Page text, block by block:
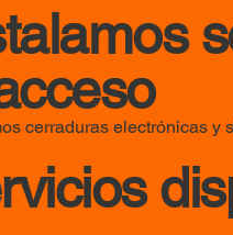
cerraduras electrónicas y